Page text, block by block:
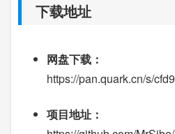
下载地址
网盘下载：
https://pan.quark.cn/s/
项目地址：